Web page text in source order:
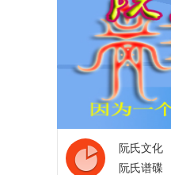
阮氏文化
阮氏谱碟